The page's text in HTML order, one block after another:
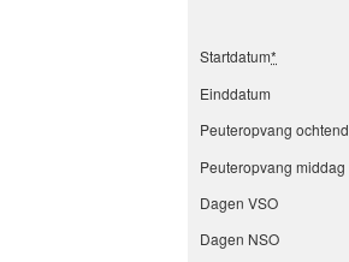
Startdatum*
Einddatum
Peuteropvang ochtend
Peuteropvang middag
Dagen VSO
Dagen NSO